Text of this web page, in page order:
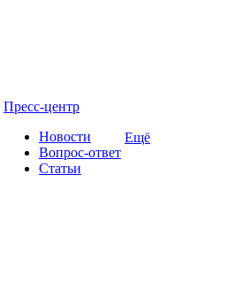
Пресс-центр
Новости
Вопрос-ответ
Статьи
Ещё